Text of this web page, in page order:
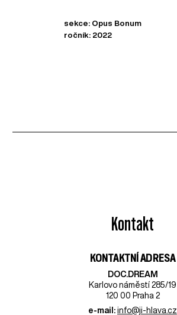
sekce: Opus Bonum
ročník: 2022
Kontakt
KONTAKTNÍ ADRESA
DOC.DREAM​
Karlovo náměstí 285/19
120 00 Praha 2
e-mail: info@ji-hlava.cz